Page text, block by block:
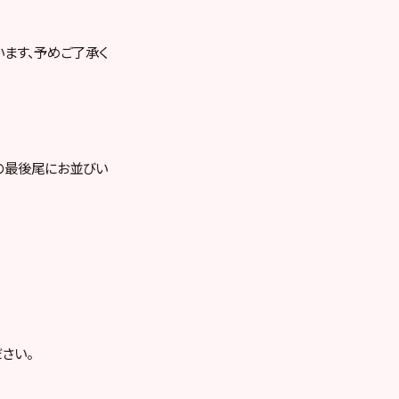
す、予めご了承く
最後尾にお並びい
い。